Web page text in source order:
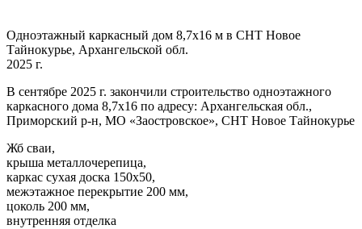
Одноэтажный каркасный дом 8,7х16 м в СНТ Новое
Тайнокурье, Архангельской обл.
2025 г.
В сентябре 2025 г. закончили строительство одноэтажного
каркасного дома 8,7х16 по адресу: Архангельская обл.,
Приморский р-н, МО «Заостровское», СНТ Новое Тайнокурье
Жб сваи,
крыша металлочерепица,
каркас сухая доска 150х50,
межэтажное перекрытие 200 мм,
цоколь 200 мм,
внутренняя отделка